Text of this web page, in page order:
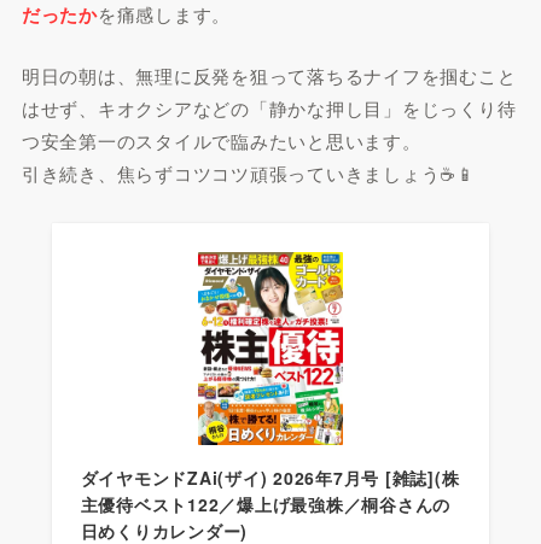
だったかを痛感します。
明日の朝は、無理に反発を狙って落ちるナイフを掴むこと
はせず、キオクシアなどの「静かな押し目」をじっくり待
つ安全第一のスタイルで臨みたいと思います。
引き続き、焦らずコツコツ頑張っていきましょう☕️📱
ダイヤモンドZAi(ザイ) 2026年7月号 [雑誌](株
主優待ベスト122／爆上げ最強株／桐谷さんの
日めくりカレンダー)